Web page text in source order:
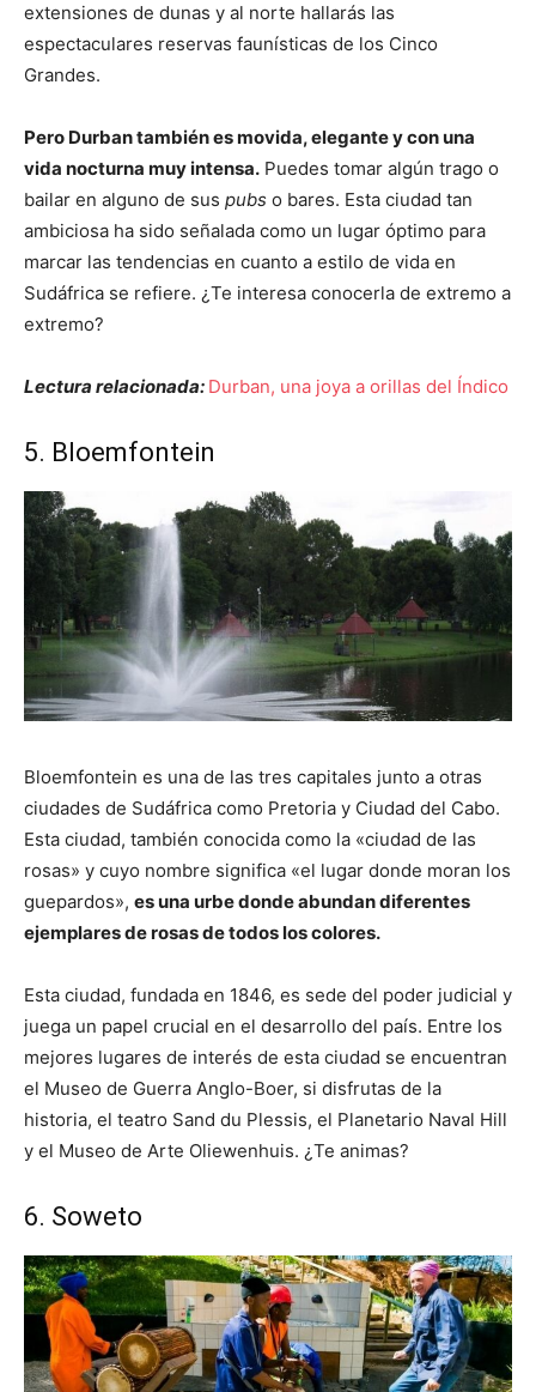
extensiones de dunas y al norte hallarás las
espectaculares reservas faunísticas de los Cinco
Grandes.
Pero Durban también es movida, elegante y con una
vida nocturna muy intensa. Puedes tomar algún trago o
bailar en alguno de sus pubs o bares. Esta ciudad tan
ambiciosa ha sido señalada como un lugar óptimo para
marcar las tendencias en cuanto a estilo de vida en
Sudáfrica se refiere. ¿Te interesa conocerla de extremo a
extremo?
Lectura relacionada: Durban, una joya a orillas del Índico
5. Bloemfontein
Bloemfontein es una de las tres capitales junto a otras
ciudades de Sudáfrica como Pretoria y Ciudad del Cabo.
Esta ciudad, también conocida como la «ciudad de las
rosas» y cuyo nombre significa «el lugar donde moran los
guepardos», es una urbe donde abundan diferentes
ejemplares de rosas de todos los colores.
Esta ciudad, fundada en 1846, es sede del poder judicial y
juega un papel crucial en el desarrollo del país. Entre los
mejores lugares de interés de esta ciudad se encuentran
el Museo de Guerra Anglo-Boer, si disfrutas de la
historia, el teatro Sand du Plessis, el Planetario Naval Hill
y el Museo de Arte Oliewenhuis. ¿Te animas?
6. Soweto